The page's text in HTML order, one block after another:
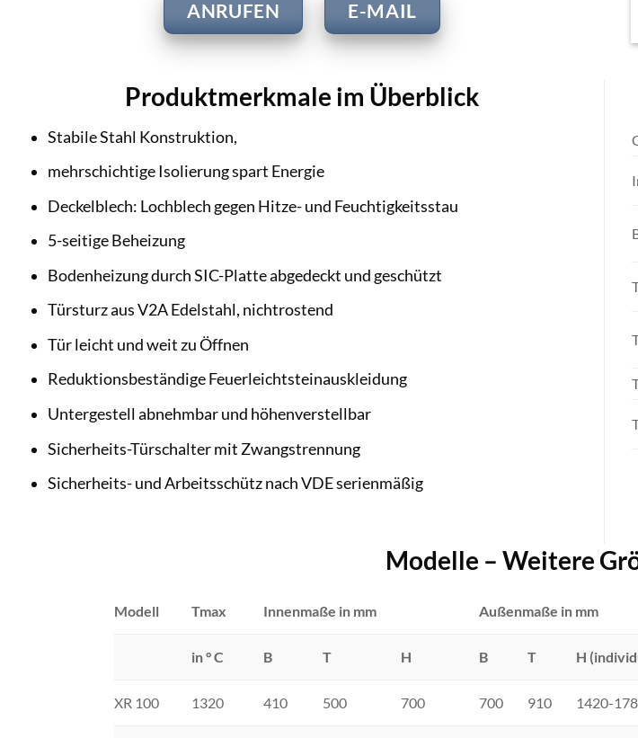
ANRUFEN E-MAIL
Produktmerkmale im Überblick
Stabile Stahl Konstruktion,
mehrschichtige Isolierung spart Energie
Deckelblech: Lochblech gegen Hitze- und Feuchtigkeitsstau
5-seitige Beheizung
Bodenheizung durch SIC-Platte abgedeckt und geschützt
Türsturz aus V2A Edelstahl, nichtrostend
Tür leicht und weit zu Öffnen
Reduktionsbeständige Feuerleichtsteinauskleidung
Untergestell abnehmbar und höhenverstellbar
Sicherheits-Türschalter mit Zwangstrennung
Sicherheits- und Arbeitsschütz nach VDE serienmäßig
Modelle – Weitere
Modell Tmax Innenmaße in mm Außenmaße in mm
in ° C B T H B T H
XR 100 1320 410 500 700 700 910 1420-